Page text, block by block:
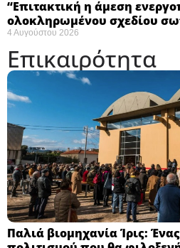
“Eπιτακτική η άμεση
ολοκληρωμένου σχεδίου
4 Αυγούστου 2026
Επικαιρότητα
Παλιά βιομηχανία Ίρις: